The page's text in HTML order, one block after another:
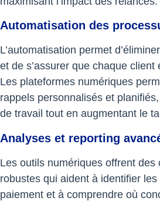
Automatisation des
L’automatisation permet
et de s’assurer que chaque client
Les plateformes numériques
rappels personnalisés et
de travail tout en augmentant le
Analyses et reporting
Les outils numériques offrent des
robustes qui aident à identifier
paiement et à comprendre où